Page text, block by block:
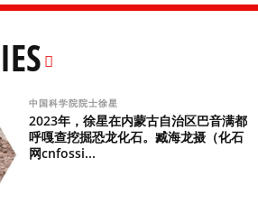
中国科学院院士徐星
2023年，徐星在内蒙古自治区巴音满都
呼嘎查挖掘恐龙化石。臧海龙摄（化石
网cnfossi...